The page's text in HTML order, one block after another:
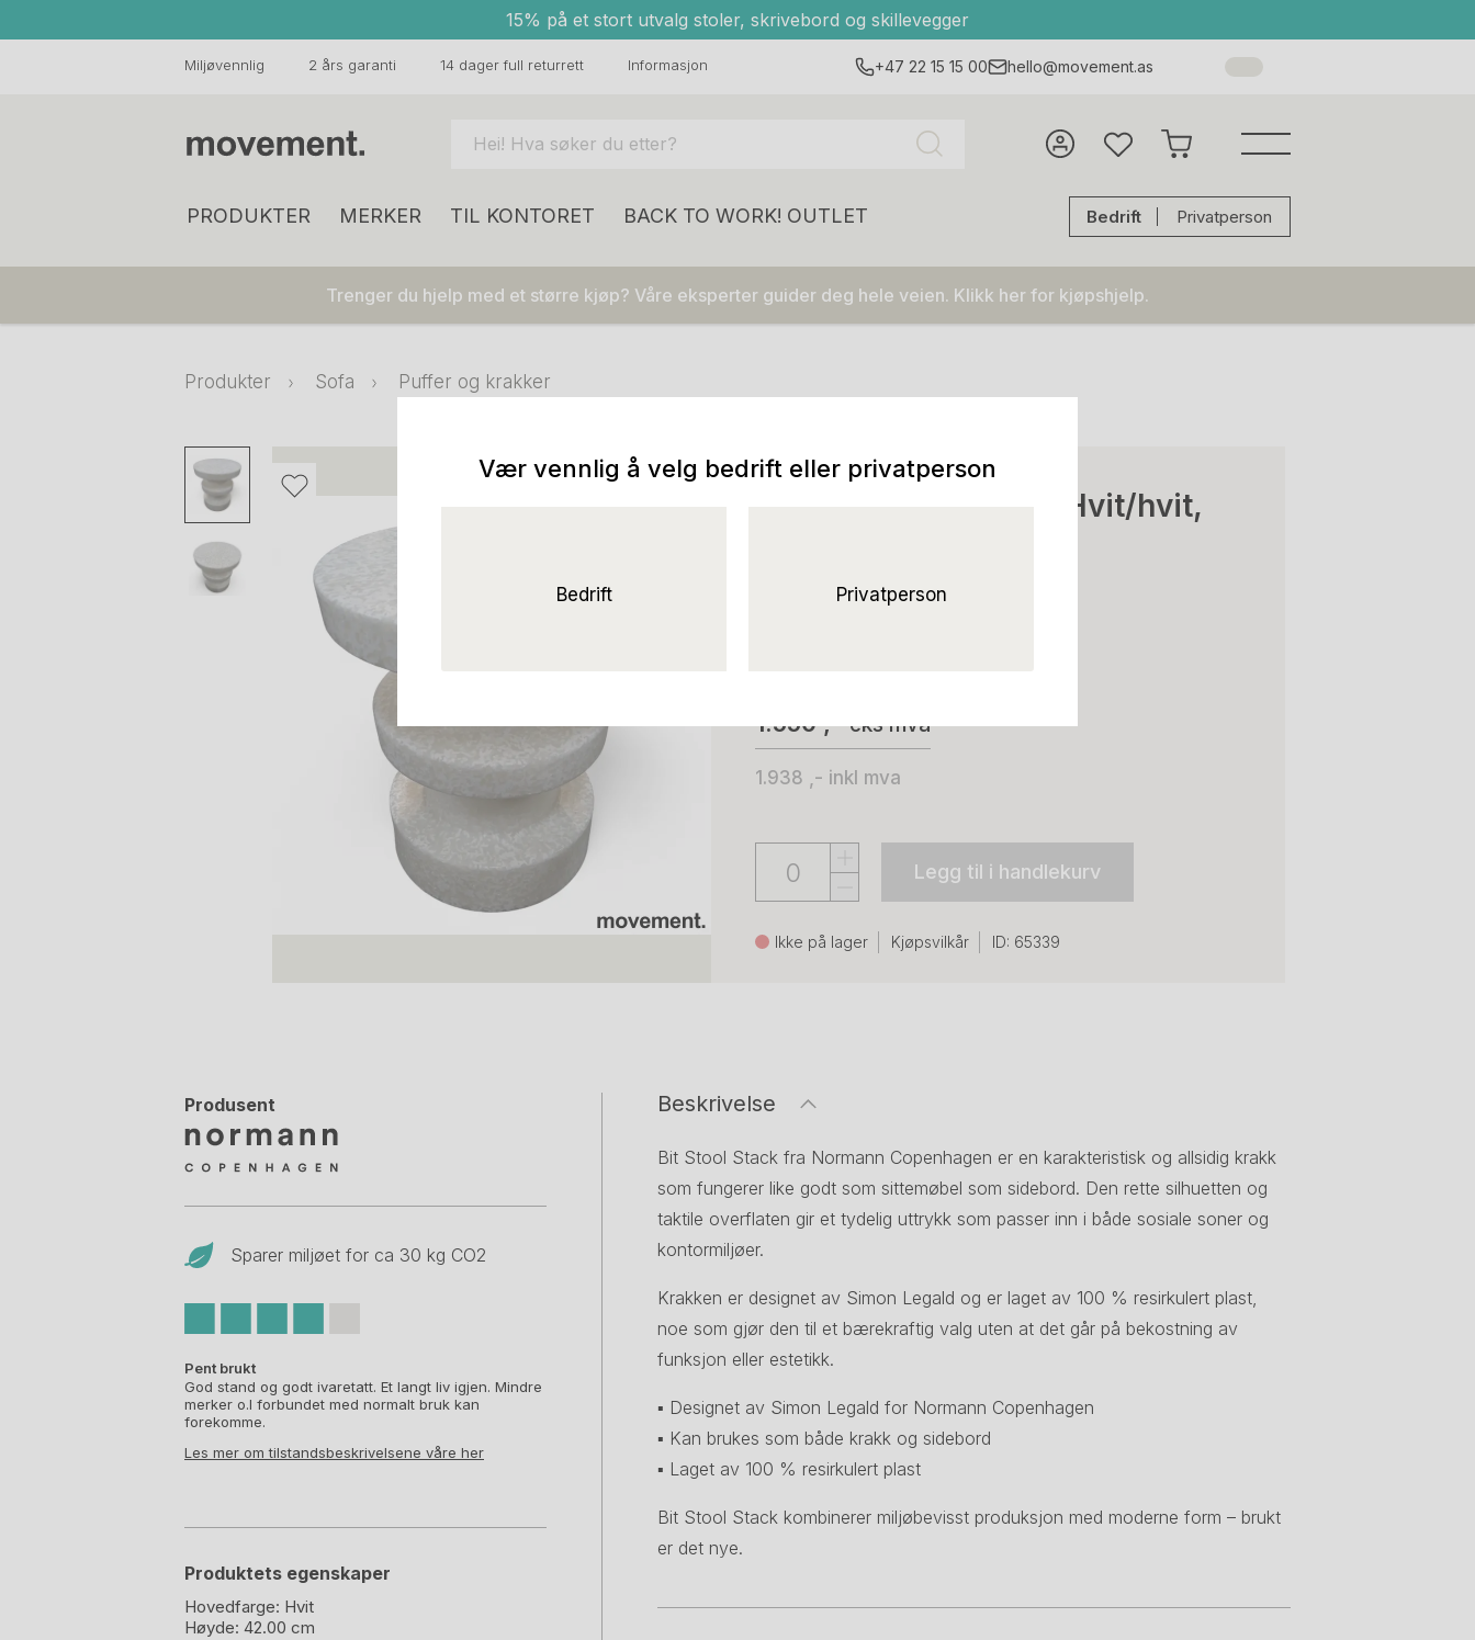
15% på et stort utvalg stoler, skrivebord og skillevegger
Miljøvennlig 2 års garanti 14 dager full returrett Informasjon +47 22 15 15 00 hello@movement.as
PRODUKTER MERKER TIL KONTORET BACK TO WORK! OUTLET Bedrift Privatperson
Trenger du hjelp med et større kjøp? Våre eksperter guider deg hele veien. Klikk her for kjøpshjelp.
Produkter Sofa Puffer og krakker
Solgt!Bit Stool Stack Hvit/hvit,
1.550 ,-eks mva
1.938 ,- inkl mva
Legg til i handlekurv
Ikke på lager Kjøpsvilkår ID: 65339
Produsent
Sparer miljøet for ca 30 kg CO2
Pent brukt
God stand og godt ivaretatt. Et langt liv igjen. Mindre
merker o.l forbundet med normalt bruk kan
forekomme.
Les mer om tilstandsbeskrivelsene våre her
Produktets egenskaper
Hovedfarge: Hvit
Høyde: 42.00 cm
Beskrivelse
Bit Stool Stack fra Normann Copenhagen er en karakteristisk og allsidig krakk
som fungerer like godt som sittemøbel som sidebord. Den rette silhuetten og
taktile overflaten gir et tydelig uttrykk som passer inn i både sosiale soner og
kontormiljøer.
Krakken er designet av Simon Legald og er laget av 100 % resirkulert plast,
noe som gjør den til et bærekraftig valg uten at det går på bekostning av
funksjon eller estetikk.
▪ Designet av Simon Legald for Normann Copenhagen
▪ Kan brukes som både krakk og sidebord
▪ Laget av 100 % resirkulert plast
Bit Stool Stack kombinerer miljøbevisst produksjon med moderne form – brukt
er det nye.
Vær vennlig å velg bedrift eller privatperson
Bedrift Privatperson